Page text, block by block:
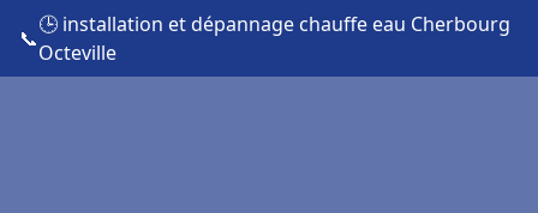
📞
🕒 installation et dépannage chauffe eau Cherbourg
Octeville